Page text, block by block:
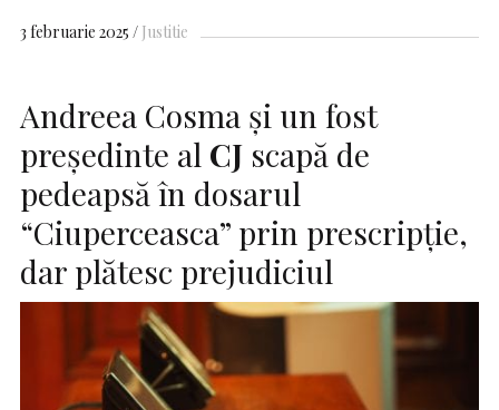
3 februarie 2025 Justitie
Andreea Cosma şi un fost
preşedinte al CJ scapă de
pedeapsă în dosarul
“Ciuperceasca” prin prescripţie,
dar plătesc prejudiciul